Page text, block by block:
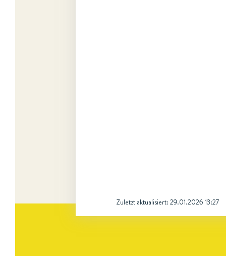
Zuletzt aktualisiert: 29.01.2026 13:27